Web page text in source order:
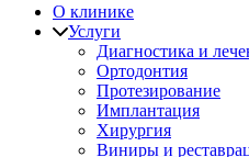
О клинике
Услуги
Диагностика и
Ортодонтия
Протезирование
Имплантация
Хирургия
Виниры и